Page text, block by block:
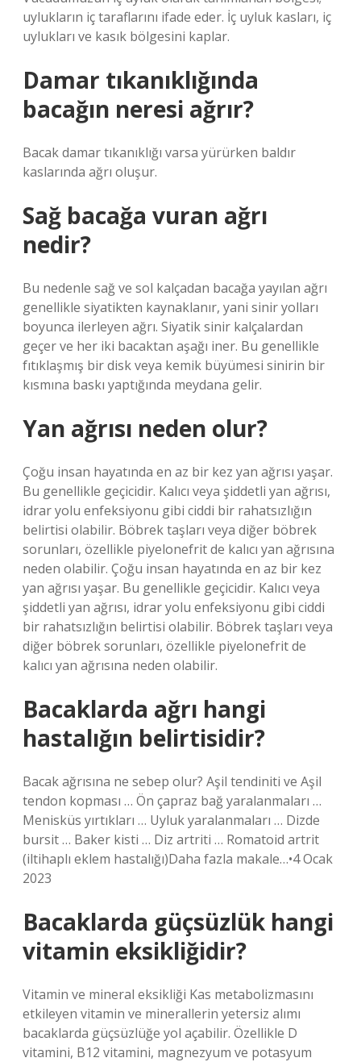
uylukların iç taraflarını ifade eder. İç uyluk kasları, iç
uylukları ve kasık bölgesini kaplar.
Damar tıkanıklığında
bacağın neresi ağrır?
Bacak damar tıkanıklığı varsa yürürken baldır
kaslarında ağrı oluşur.
Sağ bacağa vuran ağrı
nedir?
Bu nedenle sağ ve sol kalçadan bacağa yayılan ağrı
genellikle siyatikten kaynaklanır, yani sinir yolları
boyunca ilerleyen ağrı. Siyatik sinir kalçalardan
geçer ve her iki bacaktan aşağı iner. Bu genellikle
fıtıklaşmış bir disk veya kemik büyümesi sinirin bir
kısmına baskı yaptığında meydana gelir.
Yan ağrısı neden olur?
Çoğu insan hayatında en az bir kez yan ağrısı yaşar.
Bu genellikle geçicidir. Kalıcı veya şiddetli yan ağrısı,
idrar yolu enfeksiyonu gibi ciddi bir rahatsızlığın
belirtisi olabilir. Böbrek taşları veya diğer böbrek
sorunları, özellikle piyelonefrit de kalıcı yan ağrısına
neden olabilir. Çoğu insan hayatında en az bir kez
yan ağrısı yaşar. Bu genellikle geçicidir. Kalıcı veya
şiddetli yan ağrısı, idrar yolu enfeksiyonu gibi ciddi
bir rahatsızlığın belirtisi olabilir. Böbrek taşları veya
diğer böbrek sorunları, özellikle piyelonefrit de
kalıcı yan ağrısına neden olabilir.
Bacaklarda ağrı hangi
hastalığın belirtisidir?
Bacak ağrısına ne sebep olur? Aşil tendiniti ve Aşil
tendon kopması … Ön çapraz bağ yaralanmaları …
Menisküs yırtıkları … Uyluk yaralanmaları … Dizde
bursit … Baker kisti … Diz artriti … Romatoid artrit
(iltihaplı eklem hastalığı)Daha fazla makale…•4 Ocak
2023
Bacaklarda güçsüzlük hangi
vitamin eksikliğidir?
Vitamin ve mineral eksikliği Kas metabolizmasını
etkileyen vitamin ve minerallerin yetersiz alımı
bacaklarda güçsüzlüğe yol açabilir. Özellikle D
vitamini, B12 vitamini, magnezyum ve potasyum